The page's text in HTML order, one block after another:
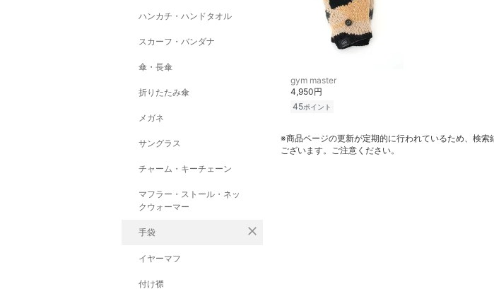
ハンカチ・ハンドタオル
スカーフ・バンダナ
傘・長傘
折りたたみ傘
メガネ
サングラス
チャーム・キーチェーン
マフラー・ストール・ネッ
クウォーマー
手袋 close
イヤーマフ
付け襟
gym master
4,950円
45ポイント
※商品ページの更新が定期的に行われているため、検
ございます。ご注意ください。